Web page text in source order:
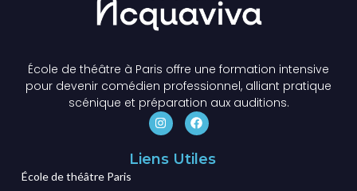
École de théâtre à Paris offre une formation intensive
pour devenir comédien professionnel, alliant pratique
scénique et préparation aux auditions.
Liens Utiles
École de théâtre Paris